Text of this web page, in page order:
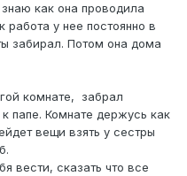
как она проводила
у нее постоянно в
забирал. Потом она дома
комнате, забрал
папе. Комнате держусь как
вещи взять у сестры
вести, сказать что все